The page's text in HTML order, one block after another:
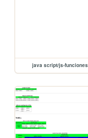
java script/js-funciones